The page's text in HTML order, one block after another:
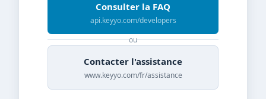
Consulter la FAQ
api.keyyo.com/developers
ou
Contacter l'assistance
www.keyyo.com/fr/assistance